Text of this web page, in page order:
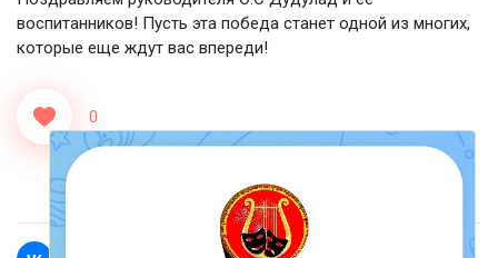
воспитанников! Пусть эта победа станет одной из многих,
которые еще ждут вас впереди!
0